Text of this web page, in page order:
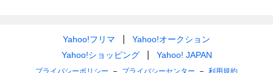
Yahoo!フリマ
Yahoo!オークション
Yahoo!ショッピング
Yahoo! JAPAN